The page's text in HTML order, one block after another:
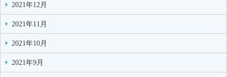
2021年12月
2021年11月
2021年10月
2021年9月